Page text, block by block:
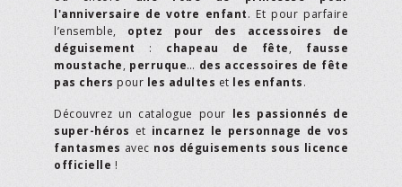
l'anniversaire de votre enfant. Et pour parfaire
l’ensemble, optez pour des accessoires de
déguisement : chapeau de fête, fausse
moustache, perruque… des accessoires de fête
pas chers pour les adultes et les enfants.
Découvrez un catalogue pour les passionnés de
super-héros et incarnez le personnage de vos
fantasmes avec nos déguisements sous licence
officielle !